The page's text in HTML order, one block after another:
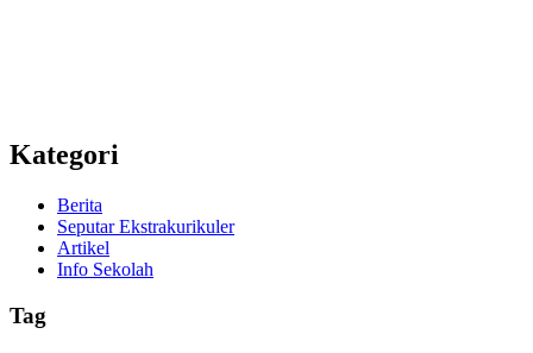
Kategori
Berita
Seputar Ekstrakurikuler
Artikel
Info Sekolah
Tag